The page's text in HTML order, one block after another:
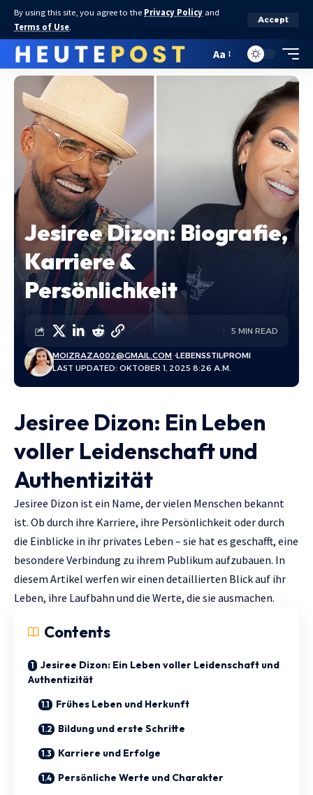
By using this site, you agree to the Privacy Policy and
Terms of Use.
Accept
Aa
Jesiree Dizon: Biografie,
Karriere &
Persönlichkeit
LAST UPDATED: OKTOBER 1, 2025 8:26 A.M.
MOIZRAZA002@GMAIL.COM LEBENSSTILPROMI
5 MIN READ
Jesiree Dizon: Ein Leben
voller Leidenschaft und
Authentizität
Jesiree Dizon ist ein Name, der vielen Menschen bekannt
ist. Ob durch ihre Karriere, ihre Persönlichkeit oder durch
die Einblicke in ihr privates Leben – sie hat es geschafft, eine
besondere Verbindung zu ihrem Publikum aufzubauen. In
diesem Artikel werfen wir einen detaillierten Blick auf ihr
Leben, ihre Laufbahn und die Werte, die sie ausmachen.
Contents
Jesiree Dizon: Ein Leben voller Leidenschaft und
Authentizität
Frühes Leben und Herkunft
Bildung und erste Schritte
Karriere und Erfolge
Persönliche Werte und Charakter